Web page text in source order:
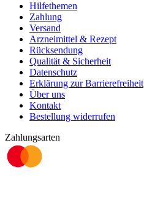
Hilfethemen
Zahlung
Versand
Arzneimittel & Rezept
Rücksendung
Qualität & Sicherheit
Datenschutz
Erklärung zur Barrierefreiheit
Über uns
Kontakt
Bestellung widerrufen
Zahlungsarten